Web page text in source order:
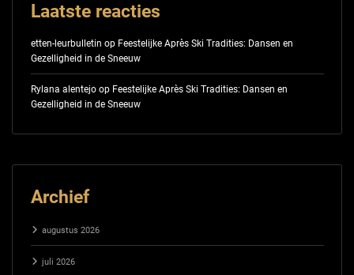
Laatste reacties
etten-leurbulletin op Feestelijke Après Ski Tradities: Dansen en
Gezelligheid in de Sneeuw
Rylana alentejoop Feestelijke Après Ski Tradities: Dansen en
Gezelligheid in de Sneeuw
Archief
augustus 2026
juli 2026